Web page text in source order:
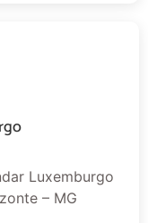
Luxemburgo
– MG